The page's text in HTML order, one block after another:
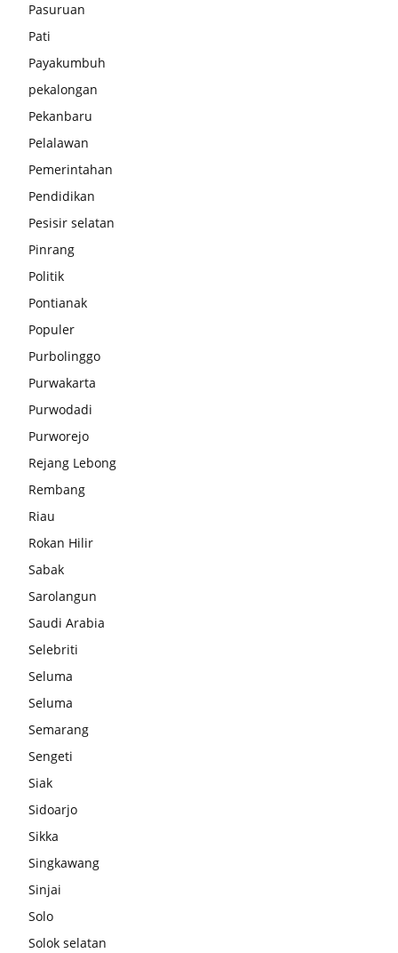
Pasuruan
Pati
Payakumbuh
pekalongan
Pekanbaru
Pelalawan
Pemerintahan
Pendidikan
Pesisir selatan
Pinrang
Politik
Pontianak
Populer
Purbolinggo
Purwakarta
Purwodadi
Purworejo
Rejang Lebong
Rembang
Riau
Rokan Hilir
Sabak
Sarolangun
Saudi Arabia
Selebriti
Seluma
Seluma
Semarang
Sengeti
Siak
Sidoarjo
Sikka
Singkawang
Sinjai
Solo
Solok selatan